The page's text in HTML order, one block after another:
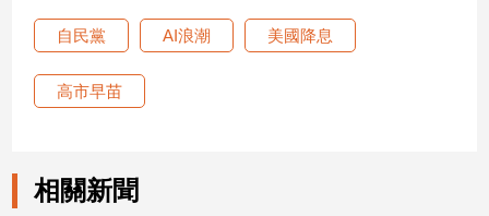
自民黨 AI浪潮 美國降息
高市早苗
相關新聞